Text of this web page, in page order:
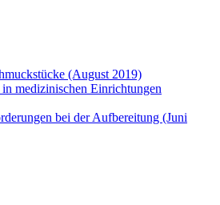
(August 2019)
medizinischen Einrichtungen
bei der Aufbereitung (Juni